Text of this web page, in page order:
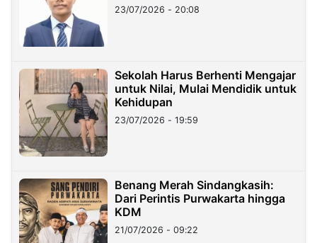
23/07/2026 - 20:08
Sekolah Harus Berhenti Mengajar
untuk Nilai, Mulai Mendidik untuk
Kehidupan
23/07/2026 - 19:59
Benang Merah Sindangkasih:
Dari Perintis Purwakarta hingga
KDM
21/07/2026 - 09:22